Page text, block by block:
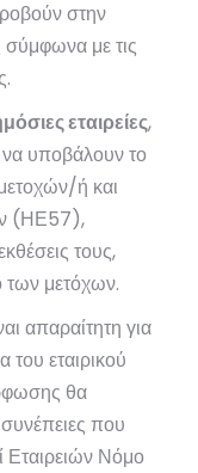
στην
σύμφωνα με τις
εταιρείες,
να υποβάλουν το
ή και
(ΗΕ57),
τους,
των μετόχων.
απαραίτητη για
του εταιρικού
θα
που
Εταιρειών Νόμο